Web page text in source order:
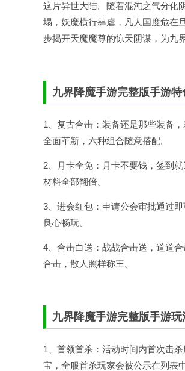
这片异世大陆。随着混沌之气分化
塌，妖魔横行肆虐，凡人国度危在
步揭开天魔魔尊的惊天阴谋，为九
九界降魔手游完整版手游特
1、复古合击：装备还是那些装备
全面革新，六种组合随意搭配。
2、月卡全免：月卡不要钱，签到
材料全部翻倍。
3、进会红包：申请公会审批通过
良心畅玩。
4、合击白送：战战合击送，道道
合击，散人照样称王。
九界降魔手游完整版手游玩
1、首领首杀：活动时间内首次击
宝，全服首杀玩家会被公示在列表中